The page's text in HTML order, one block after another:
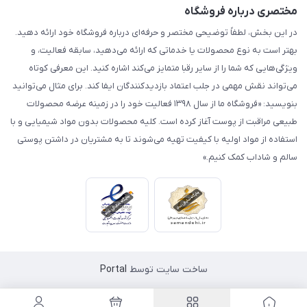
مختصری درباره فروشگاه
در این بخش، لطفاً توضیحی مختصر و حرفه‌ای درباره فروشگاه خود ارائه دهید.
بهتر است به نوع محصولات یا خدماتی که ارائه می‌دهید، سابقه فعالیت، و
ویژگی‌هایی که شما را از سایر رقبا متمایز می‌کند اشاره کنید. این معرفی کوتاه
می‌تواند نقش مهمی در جلب اعتماد بازدیدکنندگان ایفا کند. برای مثال می‌توانید
بنویسید: «فروشگاه ما از سال ۱۳۹۸ فعالیت خود را در زمینه عرضه محصولات
طبیعی مراقبت از پوست آغاز کرده است. کلیه محصولات بدون مواد شیمیایی و با
استفاده از مواد اولیه با کیفیت تهیه می‌شوند تا به مشتریان در داشتن پوستی
سالم و شاداب کمک کنیم.»
ساخت سایت توسط Portal